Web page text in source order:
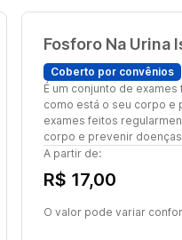
Fosforo Na Urina
Coberto por convênios
É um conjunto de
como está o seu corpo e
exames feitos
corpo e prevenir
A partir de:
R$ 17,00
O valor pode variar